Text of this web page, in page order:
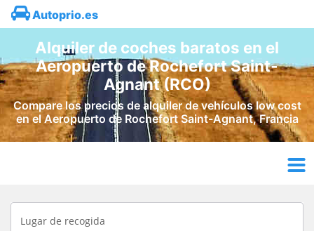
Autoprio.es
Alquiler de coches baratos en el
Aeropuerto de Rochefort Saint-
Agnant (RCO)
Compare los precios de alquiler de vehículos low cost
en el Aeropuerto de Rochefort Saint-Agnant, Francia